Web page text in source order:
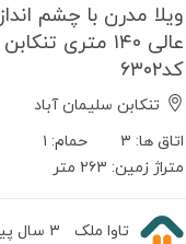
ویلا مدرن با چشم انداز
عالی ۱۴۰ متری تنکابن
کد۶۳۰۲
تنکابن سلیمان آباد
اتاق ها: ۳ حمام: ۱
متراژ زمین: ۲۶۳ متر
تاوا ملک ۳ سال پیش